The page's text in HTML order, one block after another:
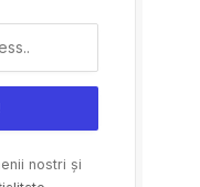
nostri și